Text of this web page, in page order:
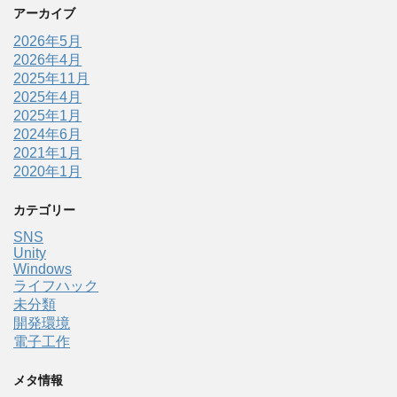
アーカイブ
2026年5月
2026年4月
2025年11月
2025年4月
2025年1月
2024年6月
2021年1月
2020年1月
カテゴリー
SNS
Unity
Windows
ライフハック
未分類
開発環境
電子工作
メタ情報